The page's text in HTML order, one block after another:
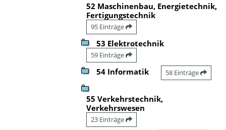
52 Maschinenbau, Energietechnik,
Fertigungstechnik
95 Einträge
53 Elektrotechnik
59 Einträge
54 Informatik 58 Einträge
55 Verkehrstechnik,
Verkehrswesen
23 Einträge